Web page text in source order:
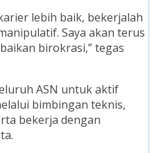
lebih baik, bekerjalah
Saya akan terus
birokrasi,” tegas
ASN untuk aktif
bimbingan teknis,
bekerja dengan